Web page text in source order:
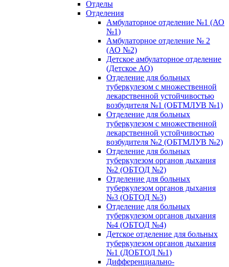
Отделы
Отделения
Амбулаторное отделение №1 (АО
№1)
Амбулаторное отделение № 2
(АО №2)
Детское амбулаторное отделение
(Детское АО)
Отделение для больных
туберкулезом с множественной
лекарственной устойчивостью
возбудителя №1 (ОБТМЛУВ №1)
Отделение для больных
туберкулезом с множественной
лекарственной устойчивостью
возбудителя №2 (ОБТМЛУВ №2)
Отделение для больных
туберкулезом органов дыхания
№2 (ОБТОД №2)
Отделение для больных
туберкулезом органов дыхания
№3 (ОБТОД №3)
Отделение для больных
туберкулезом органов дыхания
№4 (ОБТОД №4)
Детское отделение для больных
туберкулезом органов дыхания
№1 (ДОБТОД №1)
Дифференциально-